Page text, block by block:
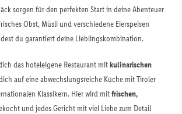
sorgen für den perfekten Start in deine Abenteuer
Obst, Müsli und verschiedene Eierspeisen
du garantiert deine Lieblingskombination.
das hoteleigene Restaurant mitkulinarischen
auf eine abwechslungsreiche Küche mit Tiroler
Klassikern. Hier wird mitfrischen,
und jedes Gericht mit viel Liebe zum Detail